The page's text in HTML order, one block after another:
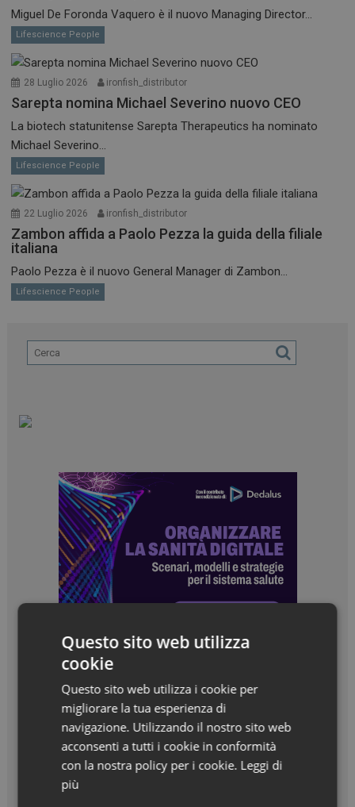
Miguel De Foronda Vaquero è il nuovo Managing Director...
Lifescience People
28 Luglio 2026 ironfish_distributor
Sarepta nomina Michael Severino nuovo CEO
La biotech statunitense Sarepta Therapeutics ha nominato
Michael Severino...
Lifescience People
22 Luglio 2026 ironfish_distributor
Zambon affida a Paolo Pezza la guida della filiale
italiana
Paolo Pezza è il nuovo General Manager di Zambon...
Lifescience People
Questo sito web utilizza
cookie
Questo sito web utilizza i cookie per
migliorare la tua esperienza di
navigazione. Utilizzando il nostro sito web
acconsenti a tutti i cookie in conformità
con la nostra policy per i cookie. Leggi di
più